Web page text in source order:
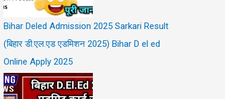
Bihar Deled Admission 2025 Sarkari Result
(बिहार डी.एल.एड एडमिशन 2025) Bihar D el ed
Online Apply 2025